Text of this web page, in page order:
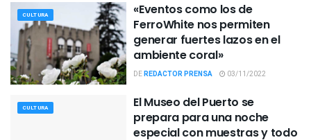
CULTURA
«Eventos como los de
FerroWhite nos permiten
generar fuertes lazos en el
ambiente coral»
DEREDACTOR PRENSA 03/11/2022
CULTURA
El Museo del Puerto se
prepara para una noche
especial con muestras y todo